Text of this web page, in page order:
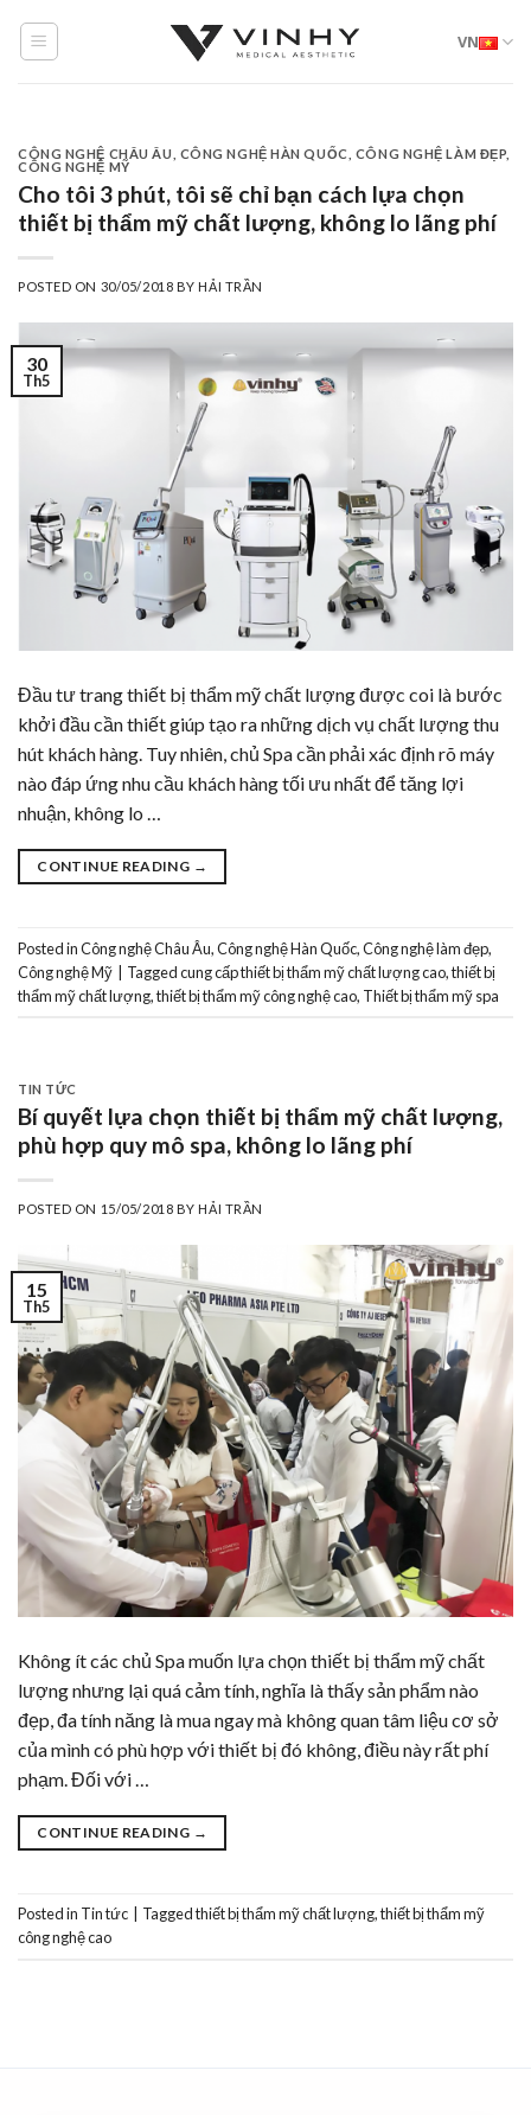
VN
CÔNG NGHỆ CHÂU ÂU CÔNG NGHỆ HÀN QUỐC CÔNG NGHỆ LÀM ĐẸP
CÔNG NGHỆ MỸ
Cho tôi 3 phút, tôi sẽ chỉ bạn cách lựa chọn
thiết bị thẩm mỹ chất lượng, không lo lãng phí
POSTED ON 30/05/2018 BYHẢI TRẦN
30
Th5
Đầu tư trang thiết bị thẩm mỹ chất lượng được coi là bước
khởi đầu cần thiết giúp tạo ra những dịch vụ chất lượng thu
hút khách hàng. Tuy nhiên, chủ Spa cần phải xác định rõ máy
nào đáp ứng nhu cầu khách hàng tối ưu nhất để tăng lợi
nhuận, không lo …
CONTINUE READING →
Posted inCông nghệ Châu Âu,Công nghệ Hàn Quốc,Công nghệ làm đẹp,
Công nghệ Mỹ
Taggedcung cấp thiết bị thẩm mỹ chất lượng cao,thiết bị
thẩm mỹ chất lượng,thiết bị thẩm mỹ công nghệ cao, Thiết bị thẩm mỹ spa
TIN TỨC
Bí quyết lựa chọn thiết bị thẩm mỹ chất lượng,
phù hợp quy mô spa, không lo lãng phí
POSTED ON 15/05/2018 BYHẢI TRẦN
15
Th5
Không ít các chủ Spa muốn lựa chọn thiết bị thẩm mỹ chất
lượng nhưng lại quá cảm tính, nghĩa là thấy sản phẩm nào
đẹp, đa tính năng là mua ngay mà không quan tâm liệu cơ sở
của mình có phù hợp với thiết bị đó không, điều này rất phí
phạm. Đối với …
CONTINUE READING →
Posted in Tin tức Taggedthiết bị thẩm mỹ chất lượng,thiết bị thẩm mỹ
công nghệ cao